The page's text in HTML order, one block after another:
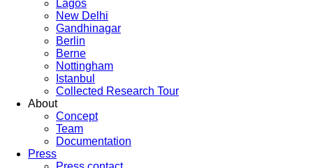
Lagos
New Delhi
Gandhinagar
Berlin
Berne
Nottingham
Istanbul
Collected Research Tour
About
Concept
Team
Documentation
Press